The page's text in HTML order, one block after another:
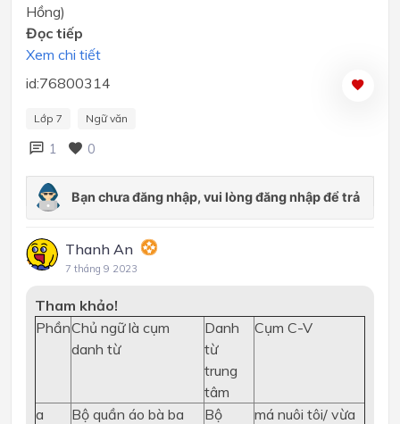
Hồng)
Đọc tiếp
Xem chi tiết
id:76800314
Lớp 7 Ngữ văn
1 0
Thanh An
7 tháng 9 2023
Tham khảo!
PhầnChủ ngữ là cụm
danh từ
Danh
từ
trung
tâm
Cụm C-V
a
Bộ quần áo bà ba
Bộ
má nuôi tôi/ vừa